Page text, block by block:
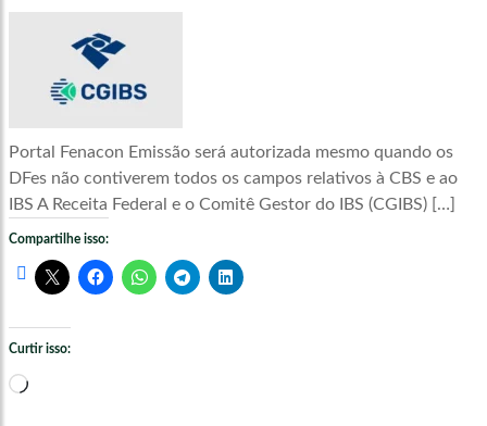
Portal Fenacon Emissão será autorizada mesmo quando os
DFes não contiverem todos os campos relativos à CBS e ao
IBS A Receita Federal e o Comitê Gestor do IBS (CGIBS) […]
Compartilhe isso:
Curtir isso:
Carregando...